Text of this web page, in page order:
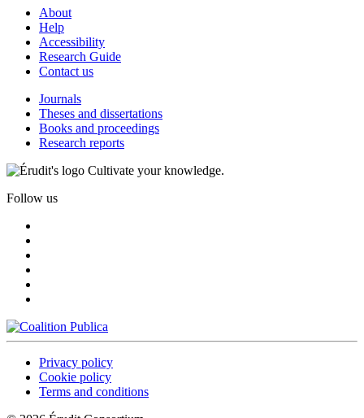
About
Help
Accessibility
Research Guide
Contact us
Journals
Theses and dissertations
Books and proceedings
Research reports
Cultivate your knowledge.
Follow us
Privacy policy
Cookie policy
Terms and conditions